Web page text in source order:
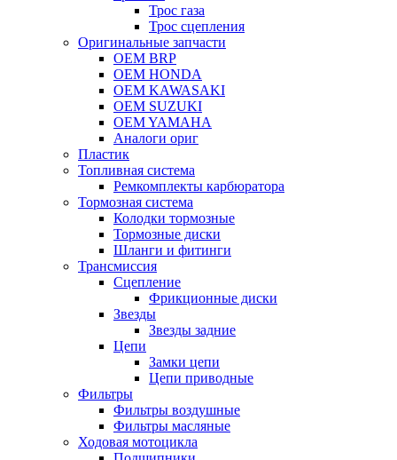
Трос газа
Трос сцепления
Оригинальные запчасти
OEM BRP
OEM HONDA
OEM KAWASAKI
OEM SUZUKI
OEM YAMAHA
Аналоги ориг
Пластик
Топливная система
Ремкомплекты карбюратора
Тормозная система
Колодки тормозные
Тормозные диски
Шланги и фитинги
Трансмиссия
Cцепление
Фрикционные диски
Звезды
Звезды задние
Цепи
Замки цепи
Цепи приводные
Фильтры
Фильтры воздушные
Фильтры масляные
Ходовая мотоцикла